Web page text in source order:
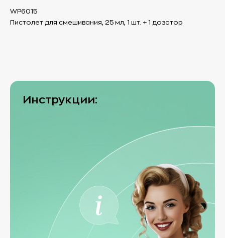
WP6015
Пистолет для смешивания, 25 мл, 1 шт. + 1 дозатор
Инструкции: